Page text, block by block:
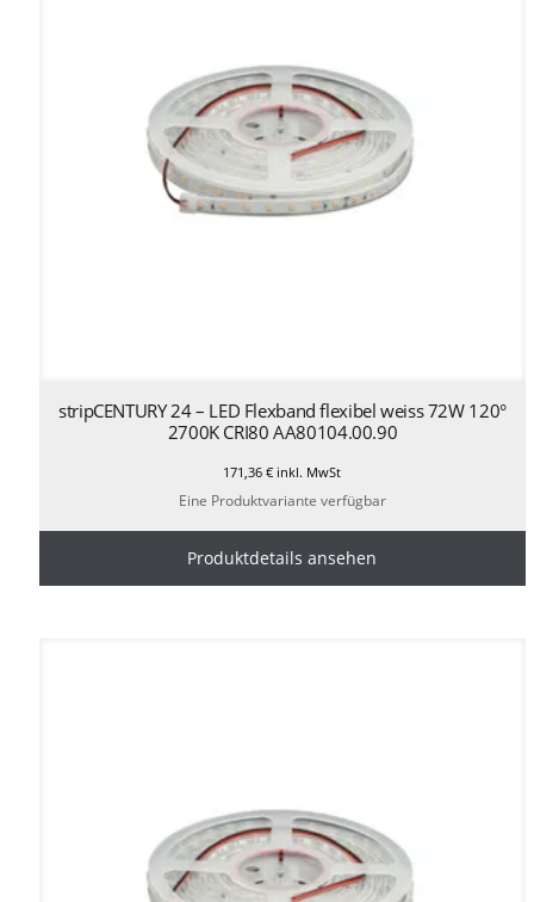
stripCENTURY 24 – LED Flexband flexibel weiss 72W 120°
2700K CRI80 AA80104.00.90
171,36€ inkl. MwSt
Eine Produktvariante verfügbar
Produktdetails ansehen